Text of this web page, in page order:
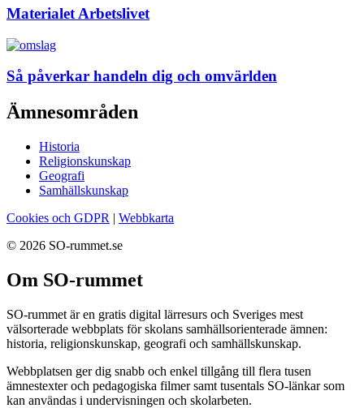
Materialet Arbetslivet
Så påverkar handeln dig och omvärlden
Ämnesområden
Historia
Religionskunskap
Geografi
Samhällskunskap
Cookies och GDPR | Webbkarta
© 2026 SO-rummet.se
Om SO-rummet
SO-rummet är en gratis digital lärresurs och Sveriges mest
välsorterade webbplats för skolans samhällsorienterade ämnen:
historia, religionskunskap, geografi och samhällskunskap.
Webbplatsen ger dig snabb och enkel tillgång till flera tusen
ämnestexter och pedagogiska filmer samt tusentals SO-länkar som
kan användas i undervisningen och skolarbeten.